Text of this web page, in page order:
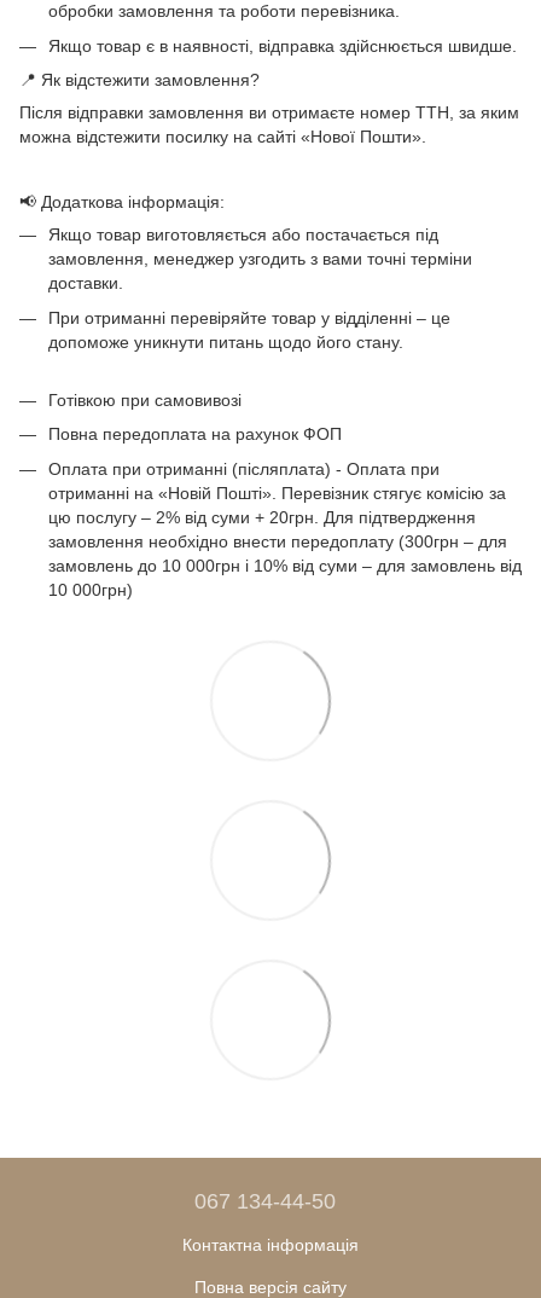
обробки замовлення та роботи перевізника.
Якщо товар є в наявності, відправка здійснюється швидше.
📍 Як відстежити замовлення?
Після відправки замовлення ви отримаєте номер ТТН, за яким
можна відстежити посилку на сайті «Нової Пошти».
📢 Додаткова інформація:
Якщо товар виготовляється або постачається під
замовлення, менеджер узгодить з вами точні терміни
доставки.
При отриманні перевіряйте товар у відділенні – це
допоможе уникнути питань щодо його стану.
Готівкою при самовивозі
Повна передоплата на рахунок ФОП
Оплата при отриманні (післяплата) - Оплата при
отриманні на «Новій Пошті». Перевізник стягує комісію за
цю послугу – 2% від суми + 20грн. Для підтвердження
замовлення необхідно внести передоплату (300грн – для
замовлень до 10 000грн і 10% від суми – для замовлень від
10 000грн)
067 134-44-50
Контактна інформація
Повна версія сайту